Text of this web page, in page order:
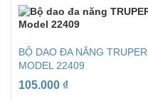
BỘ DAO ĐA NĂNG TRUPER
MODEL 22409
105.000 ₫